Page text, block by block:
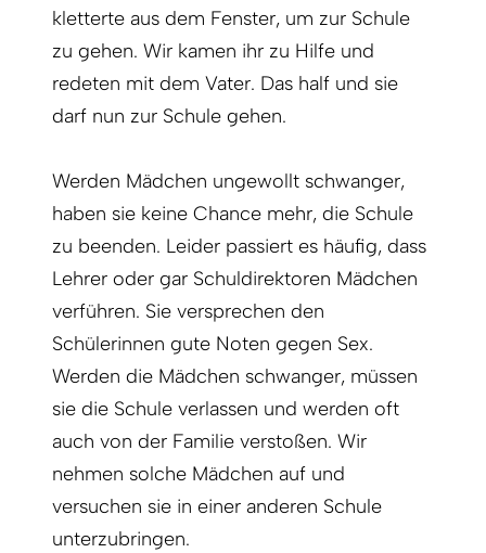
kletterte aus dem Fenster, um zur Schule
zu gehen. Wir kamen ihr zu Hilfe und
redeten mit dem Vater. Das half und sie
darf nun zur Schule gehen.
Werden Mädchen ungewollt schwanger,
haben sie keine Chance mehr, die Schule
zu beenden. Leider passiert es häufig, dass
Lehrer oder gar Schuldirektoren Mädchen
verführen. Sie versprechen den
Schülerinnen gute Noten gegen Sex.
Werden die Mädchen schwanger, müssen
sie die Schule verlassen und werden oft
auch von der Familie verstoßen. Wir
nehmen solche Mädchen auf und
versuchen sie in einer anderen Schule
unterzubringen.